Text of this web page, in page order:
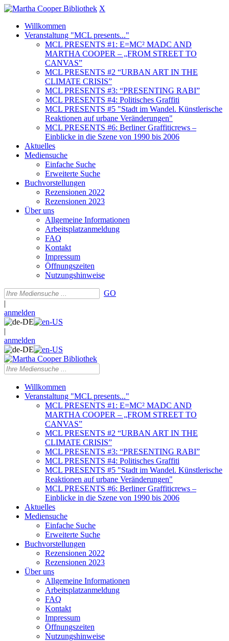
X
Willkommen
Veranstaltung "MCL presents..."
MCL PRESENTS #1: E=MC² MADC AND
MARTHA COOPER – „FROM STREET TO
CANVAS”
MCL PRESENTS #2 “URBAN ART IN THE
CLIMATE CRISIS”
MCL PRESENTS #3: “PRESENTING RABI”
MCL PRESENTS #4: Politisches Graffiti
MCL PRESENTS #5 "Stadt im Wandel. Künstlerische
Reaktionen auf urbane Veränderungen"
MCL PRESENTS #6: Berliner Graffiticrews –
Einblicke in die Szene von 1990 bis 2006
Aktuelles
Mediensuche
Einfache Suche
Erweiterte Suche
Buchvorstellungen
Rezensionen 2022
Rezensionen 2023
Über uns
Allgemeine Informationen
Arbeitsplatzanmeldung
FAQ
Kontakt
Impressum
Öffnungszeiten
Nutzungshinweise
GO
|
anmelden
|
anmelden
Willkommen
Veranstaltung "MCL presents..."
MCL PRESENTS #1: E=MC² MADC AND
MARTHA COOPER – „FROM STREET TO
CANVAS”
MCL PRESENTS #2 “URBAN ART IN THE
CLIMATE CRISIS”
MCL PRESENTS #3: “PRESENTING RABI”
MCL PRESENTS #4: Politisches Graffiti
MCL PRESENTS #5 "Stadt im Wandel. Künstlerische
Reaktionen auf urbane Veränderungen"
MCL PRESENTS #6: Berliner Graffiticrews –
Einblicke in die Szene von 1990 bis 2006
Aktuelles
Mediensuche
Einfache Suche
Erweiterte Suche
Buchvorstellungen
Rezensionen 2022
Rezensionen 2023
Über uns
Allgemeine Informationen
Arbeitsplatzanmeldung
FAQ
Kontakt
Impressum
Öffnungszeiten
Nutzungshinweise